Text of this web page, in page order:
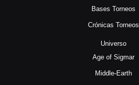
Bases Torneos
Crónicas Torneos
Universo
Age of Sigmar
Middle-Earth